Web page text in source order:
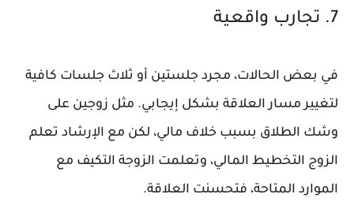
7. تجارب واقعية
في بعض الحالات، مجرد جلستين أو ثلاث جلسات كافية
لتغيير مسار العلاقة بشكل إيجابي. مثل زوجين على
وشك الطلاق بسبب خلاف مالي، لكن مع الإرشاد تعلم
الزوج التخطيط المالي، وتعلمت الزوجة التكيف مع
الموارد المتاحة، فتحسنت العلاقة.